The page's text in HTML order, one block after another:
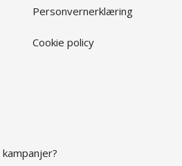
Personvernerklæring
Cookie policy